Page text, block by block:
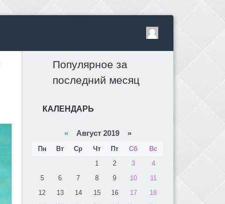
Популярное за
последний месяц
КАЛЕНДАРЬ
« Август 2019 »
Пн Вт Ср Чт Пт Сб
Вс
1
2 3
4
5
6 7 8 9 10
11
12
13 14 15 16 17
18